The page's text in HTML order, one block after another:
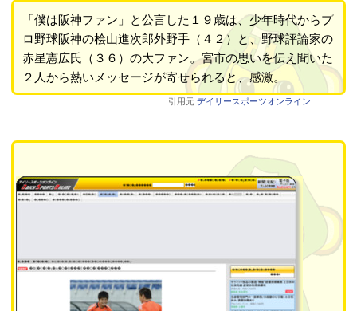
「僕は阪神ファン」と公言した１９歳は、少年時代からプ
ロ野球阪神の桧山進次郎外野手（４２）と、野球評論家の
赤星憲広氏（３６）の大ファン。宮市の思いを伝え聞いた
２人から熱いメッセージが寄せられると、感激。
引用元 デイリースポーツオンライン